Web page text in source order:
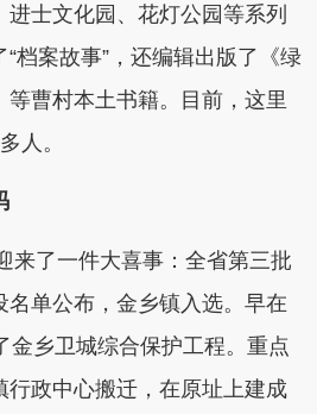
士文化园、花灯公园等系列
档案故事”，还编辑出版了《绿
等曹村本土书籍。目前，这里
人。
了一件大喜事：全省第三批
名单公布，金乡镇入选。早在
金乡卫城综合保护工程。重点
行政中心搬迁，在原址上建成